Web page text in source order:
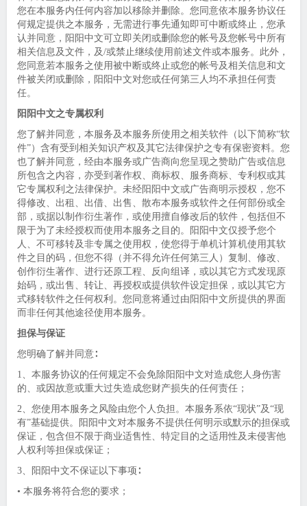
您在本服务内任何内容加以移除并删除。您同意依本服务协议任
何规定提供之本服务，无需进行事先通知即可中断或终止，您承
认并同意，阳阳中文可立即关闭或删除您的帐号及您帐号中所有
相关信息及文件，及/或禁止继续使用前述文件或本服务。此外，
您同意若本服务之使用被中断或终止或您的帐号及相关信息和文
件被关闭或删除，阳阳中文对您或任何第三人均不承担任何责
任。
阳阳中文之专属权利
您了解并同意，本服务及本服务所使用之相关软件（以下简称“软
件”）含有受到相关知识产权及其它法律保护之专有保密资料。您
也了解并同意，经由本服务或广告商向您呈现之赞助广告或信息
所包含之内容，亦受到著作权、商标权、服务商标、专利权或其
它专属权利之法律保护。未经阳阳中文或广告商明示授权，您不
得修改、出租、出借、出售、散布本服务或软件之任何部份或全
部，或据以制作衍生著作，或使用擅自修改后的软件，包括但不
限于为了未经授权而使用本服务之目的。阳阳中文仅授予您个
人、不可移转及非专属之使用权，使您得于单机计算机使用其软
件之目的码，但您不得（并不得允许任何第三人）复制、修改、
创作衍生著作、进行还原工程、反向组译，或以其它方式发现原
始码，或出售、转让、再授权或提供软件设定担保，或以其它方
式移转软件之任何权利。您同意将通过由阳阳中文所提供的界面
而非任何其他途径使用本服务。
担保与保证
您明确了解并同意∶
1、本服务协议的任何规定不会免除阳阳中文对造成您人身伤害
的、或因故意或重大过失造成您财产损失的任何责任；
2、您使用本服务之风险由您个人负担。本服务系依“现状”及“现
有”基础提供。阳阳中文对本服务不提供任何明示或默示的担保或
保证，包含但不限于商业适售性、特定目的之适用性及未侵害他
人权利等担保或保证；
3、阳阳中文不保证以下事项∶
• 本服务将符合您的要求；